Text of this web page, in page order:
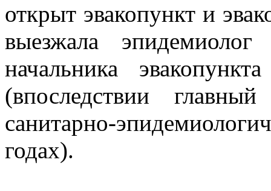
открыт эвакопункт и
выезжала
начальника
(впоследствии
санитарно-
годах).